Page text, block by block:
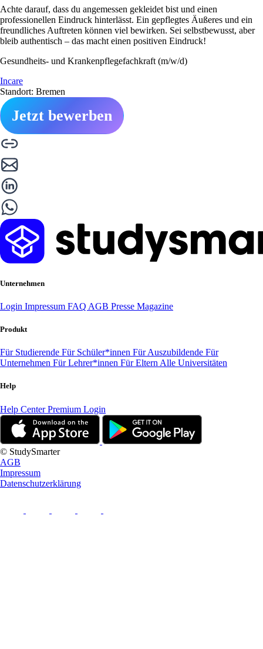
Achte darauf, dass du angemessen gekleidet bist und einen
professionellen Eindruck hinterlässt. Ein gepflegtes Äußeres und ein
freundliches Auftreten können viel bewirken. Sei selbstbewusst, aber
bleib authentisch – das macht einen positiven Eindruck!
Gesundheits- und Krankenpflegefachkraft (m/w/d)
Incare
Standort: Bremen
Jetzt bewerben
Unternehmen
Login Impressum FAQ AGB Presse Magazine
Produkt
Für Studierende Für Schüler*innen Für Auszubildende Für
Unternehmen Für Lehrer*innen Für Eltern Alle Universitäten
Help
Help CenterPremium Login
© StudySmarter
AGB
Impressum
Datenschutzerklärung